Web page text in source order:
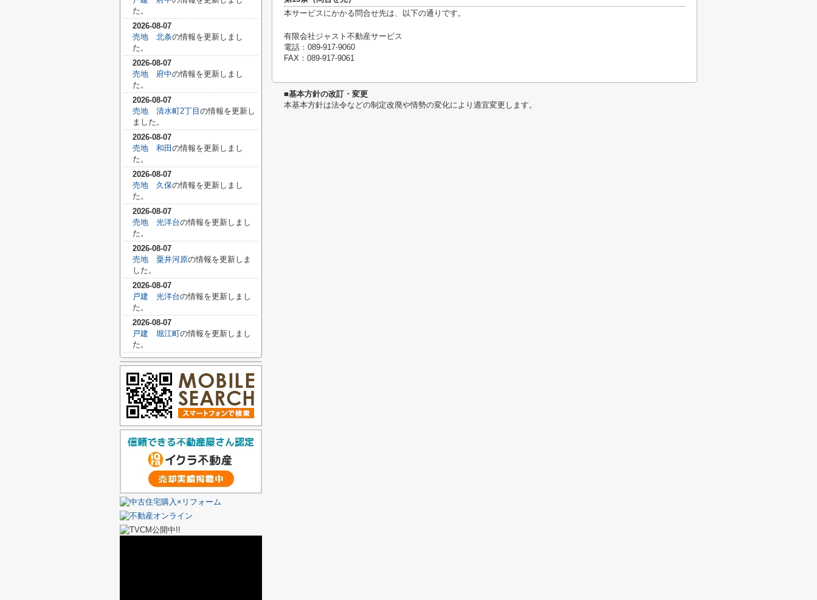
本サービスにかかる問合せ先は、以下の通りです。
有限会社ジャスト不動産サービス
電話：089-917-9060
FAX：089-917-9061
■基本方針の改訂・変更
本基本方針は法令などの制定改廃や情勢の変化により適宜変更します。
た。
2026-08-07
売地 北条の情報を更新しまし
た。
2026-08-07
売地 府中の情報を更新しまし
た。
2026-08-07
売地 清水町2丁目 の情報を更新し
ました。
2026-08-07
売地 和田 の情報を更新しまし
た。
2026-08-07
売地 久保の情報を更新しまし
た。
2026-08-07
売地 光洋台の情報を更新しまし
た。
2026-08-07
売地 粟井河原の情報を更新しま
した。
2026-08-07
戸建 光洋台の情報を更新しまし
た。
2026-08-07
戸建 堀江町の情報を更新しまし
た。